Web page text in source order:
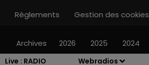
Live : RADIO Webradios
Règlements
Gestion des cookies
Archives 2026 2025 2024